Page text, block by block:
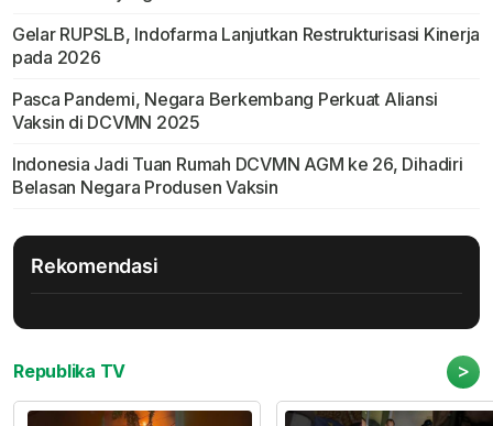
Gelar RUPSLB, Indofarma Lanjutkan Restrukturisasi Kinerja
pada 2026
Pasca Pandemi, Negara Berkembang Perkuat Aliansi
Vaksin di DCVMN 2025
Indonesia Jadi Tuan Rumah DCVMN AGM ke 26, Dihadiri
Belasan Negara Produsen Vaksin
Rekomendasi
Republika TV >